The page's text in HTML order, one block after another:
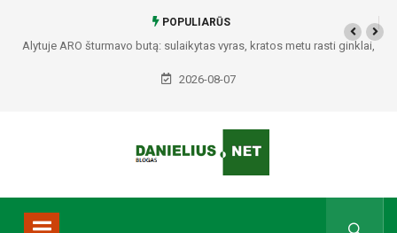
POPULIARŪS
Alytuje ARO šturmavo butą: sulaikytas vyras, kratos metu rasti ginklai,
Seirijuose – įtariami narkotikai BMW automobilyje
2026-08-07